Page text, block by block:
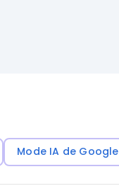
Mode IA de Google